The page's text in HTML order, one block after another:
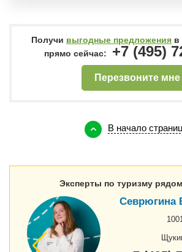
Получи выгодные предложения в
прямо сейчас:
+7 (495)
Перезвоните мне
В начало
Эксперты по туризму
Севрюгина